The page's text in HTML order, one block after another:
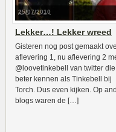
25/07/2010
Lekker…! Lekker wreed
Gisteren nog post gemaakt
aflevering 1, nu aflevering 2
@loovetinkebell van twitter
beter kennen als Tinkebell bij
Torch. Dus even kijken. Op
blogs waren de […]